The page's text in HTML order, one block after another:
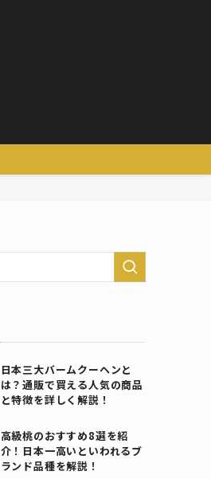
日本三大バームクーヘンと
は？通販で買える人気の商品
と特徴を詳しく解説！
高級桃のおすすめ8選を紹
介！日本一高いといわれるブ
ランド品種を解説！